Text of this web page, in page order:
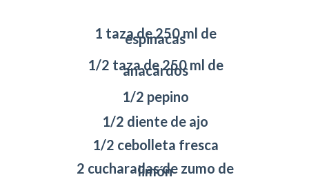
1 taza de 250 ml de
espinacas
1/2 taza de 250 ml de
anacardos
1/2 pepino
1/2 diente de ajo
1/2 cebolleta fresca
2 cucharadas de zumo de
limón